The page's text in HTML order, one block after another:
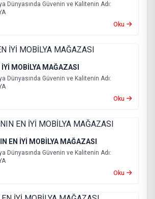
Dünyasında Güvenin ve Kalitenin Adı:
Oku
MOBİLYA MAĞAZASI
Dünyasında Güvenin ve Kalitenin Adı:
Oku
EN İYİ MOBİLYA MAĞAZASI
Dünyasında Güvenin ve Kalitenin Adı:
Oku